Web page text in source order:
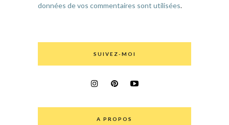
données de vos commentaires sont utilisées.
SUIVEZ-MOI
A PROPOS